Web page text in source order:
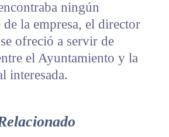
ningún
de la empresa, el director
ofreció a servir de
el Ayuntamiento y la
interesada.